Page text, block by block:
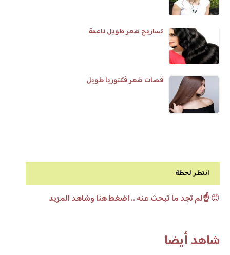
تساريح شعر طويل ناعمة
قصات شعر فكتوريا طويل
انتظر لحظة
😊☝️لم تجد ما تبحث عنه .. اضغط هنا وشاهد المزيد
شاهد أيضا